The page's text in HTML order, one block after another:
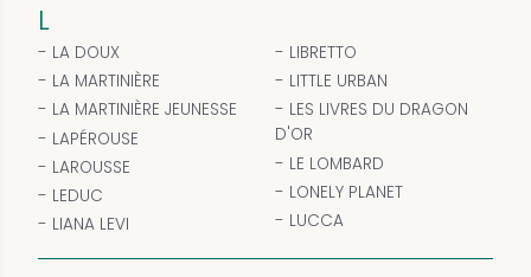
L
LA DOUX
LA MARTINIÈRE
LA MARTINIÈRE JEUNESSE
LAPÉROUSE
LAROUSSE
LEDUC
LIANA LEVI
LIBRETTO
LITTLE URBAN
LES LIVRES DU DRAGON
D'OR
LE LOMBARD
LONELY PLANET
LUCCA